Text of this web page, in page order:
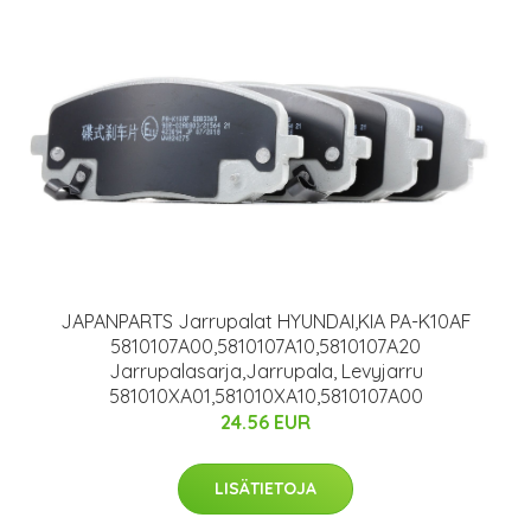
JAPANPARTS Jarrupalat HYUNDAI,KIA PA-K10AF
5810107A00,5810107A10,5810107A20
Jarrupalasarja,Jarrupala, Levyjarru
581010XA01,581010XA10,5810107A00
24.56 EUR
LISÄTIETOJA